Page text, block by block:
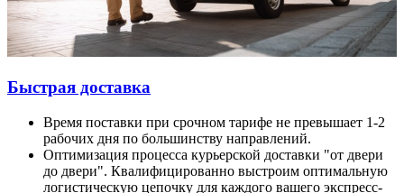
Быстрая доставка
Время поставки при срочном тарифе не превышает 1-2
рабочих дня по большинству направлений.
Оптимизация процесса курьерской доставки "от двери
до двери". Квалифицированно выстроим оптимальную
логистическую цепочку для каждого вашего экспресс-